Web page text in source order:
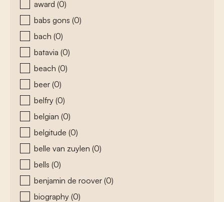
award (0)
babs gons (0)
bach (0)
batavia (0)
beach (0)
beer (0)
belfry (0)
belgian (0)
belgitude (0)
belle van zuylen (0)
bells (0)
benjamin de roover (0)
biography (0)